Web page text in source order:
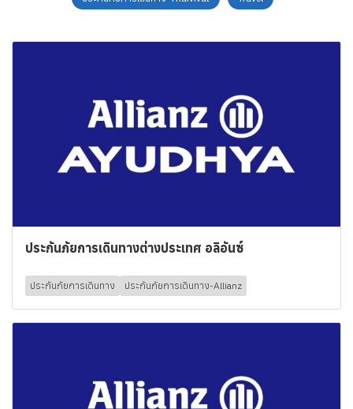
ประกันภัยการเดินทางต่างประเทศ อลิอันซ์
ประกันภัยการเดินทาง ประกันภัยการเดินทาง-Allianz